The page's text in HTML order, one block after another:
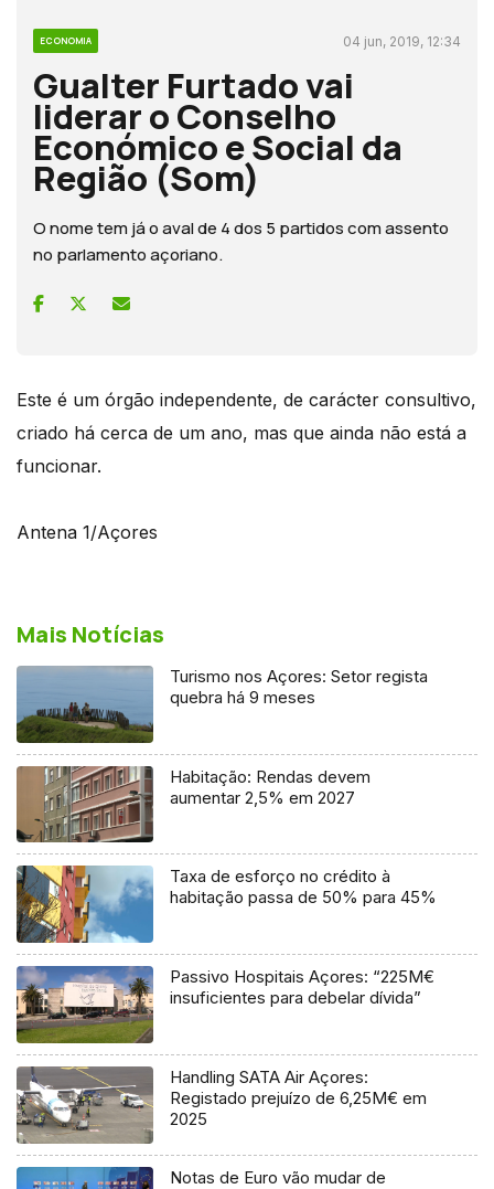
ECONOMIA 04 jun, 2019, 12:34
Gualter Furtado vai
liderar o Conselho
Económico e Social da
Região (Som)
O nome tem já o aval de 4 dos 5 partidos com assento
no parlamento açoriano.
Este é um órgão independente, de carácter consultivo,
criado há cerca de um ano, mas que ainda não está a
funcionar.
Antena 1/Açores
Mais Notícias
Turismo nos Açores: Setor regista
quebra há 9 meses
Habitação: Rendas devem
aumentar 2,5% em 2027
Taxa de esforço no crédito à
habitação passa de 50% para 45%
Passivo Hospitais Açores: “225M€
insuficientes para debelar dívida”
Handling SATA Air Açores:
Registado prejuízo de 6,25M€ em
2025
Notas de Euro vão mudar de